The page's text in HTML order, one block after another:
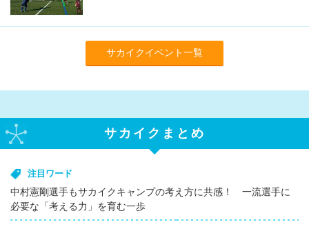
サカイクイベント一覧
サカイクまとめ
注目ワード
中村憲剛選手もサカイクキャンプの考え方に共感！ 一流選手に
必要な「考える力」を育む一歩